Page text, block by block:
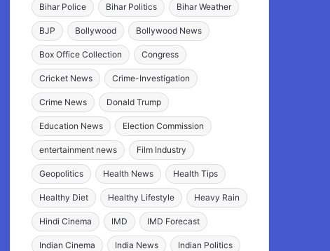
Bihar Police Bihar Politics Bihar Weather
BJP Bollywood Bollywood News
Box Office Collection Congress
Cricket News Crime-Investigation
Crime News Donald Trump
Education News Election Commission
entertainment news Film Industry
Geopolitics Health News Health Tips
Healthy Diet Healthy Lifestyle Heavy Rain
Hindi Cinema IMD IMD Forecast
Indian Cinema India News Indian Politics